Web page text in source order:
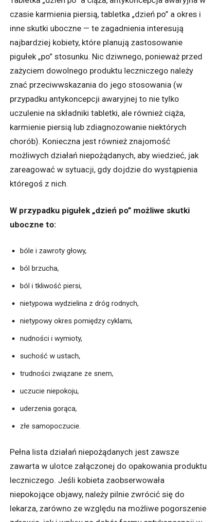
czasie karmienia piersią, tabletka „dzień po” a okres i
inne skutki uboczne — te zagadnienia interesują
najbardziej kobiety, które planują zastosowanie
pigułek „po” stosunku. Nic dziwnego, ponieważ przed
zażyciem dowolnego produktu leczniczego należy
znać przeciwwskazania do jego stosowania (w
przypadku antykoncepcji awaryjnej to nie tylko
uczulenie na składniki tabletki, ale również ciąża,
karmienie piersią lub zdiagnozowanie niektórych
chorób). Konieczna jest również znajomość
możliwych działań niepożądanych, aby wiedzieć, jak
zareagować w sytuacji, gdy dojdzie do wystąpienia
któregoś z nich.
W przypadku pigułek „dzień po” możliwe skutki
uboczne to:
bóle i zawroty głowy,
ból brzucha,
ból i tkliwość piersi,
nietypowa wydzielina z dróg rodnych,
nietypowy okres pomiędzy cyklami,
nudności i wymioty,
suchość w ustach,
trudności związane ze snem,
uczucie niepokoju,
uderzenia gorąca,
złe samopoczucie.
Pełna lista działań niepożądanych jest zawsze
zawarta w ulotce załączonej do opakowania produktu
leczniczego. Jeśli kobieta zaobserwowała
niepokojące objawy, należy pilnie zwrócić się do
lekarza, zarówno ze względu na możliwe pogorszenie